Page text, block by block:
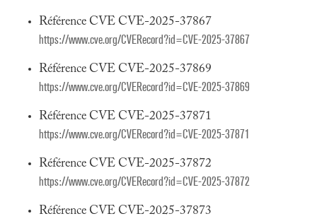
Référence CVE CVE-2025-37867
https://www.cve.org/CVERecord?id=CVE-2025-37867
Référence CVE CVE-2025-37869
https://www.cve.org/CVERecord?id=CVE-2025-37869
Référence CVE CVE-2025-37871
https://www.cve.org/CVERecord?id=CVE-2025-37871
Référence CVE CVE-2025-37872
https://www.cve.org/CVERecord?id=CVE-2025-37872
Référence CVE CVE-2025-37873